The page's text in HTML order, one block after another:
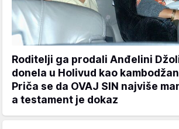
Roditelji ga prodali Anđelini
donela u Holivud kao
Priča se da OVAJ SIN najviše
a testament je dokaz